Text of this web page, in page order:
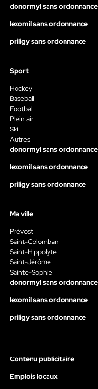
donormyl sans ordonnance
lexomil sans ordonnance
priligy sans ordonnance
Sport
Hockey
Baseball
Football
Plein air
Ski
Autres
donormyl sans ordonnance
lexomil sans ordonnance
priligy sans ordonnance
Ma ville
Prévost
Saint-Colomban
Saint-Hippolyte
Saint-Jérôme
Sainte-Sophie
donormyl sans ordonnance
lexomil sans ordonnance
priligy sans ordonnance
Contenu publicitaire
Emplois locaux